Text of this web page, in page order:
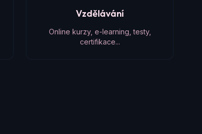
Vzdělávání
Online kurzy, e-learning, testy,
certifikace...